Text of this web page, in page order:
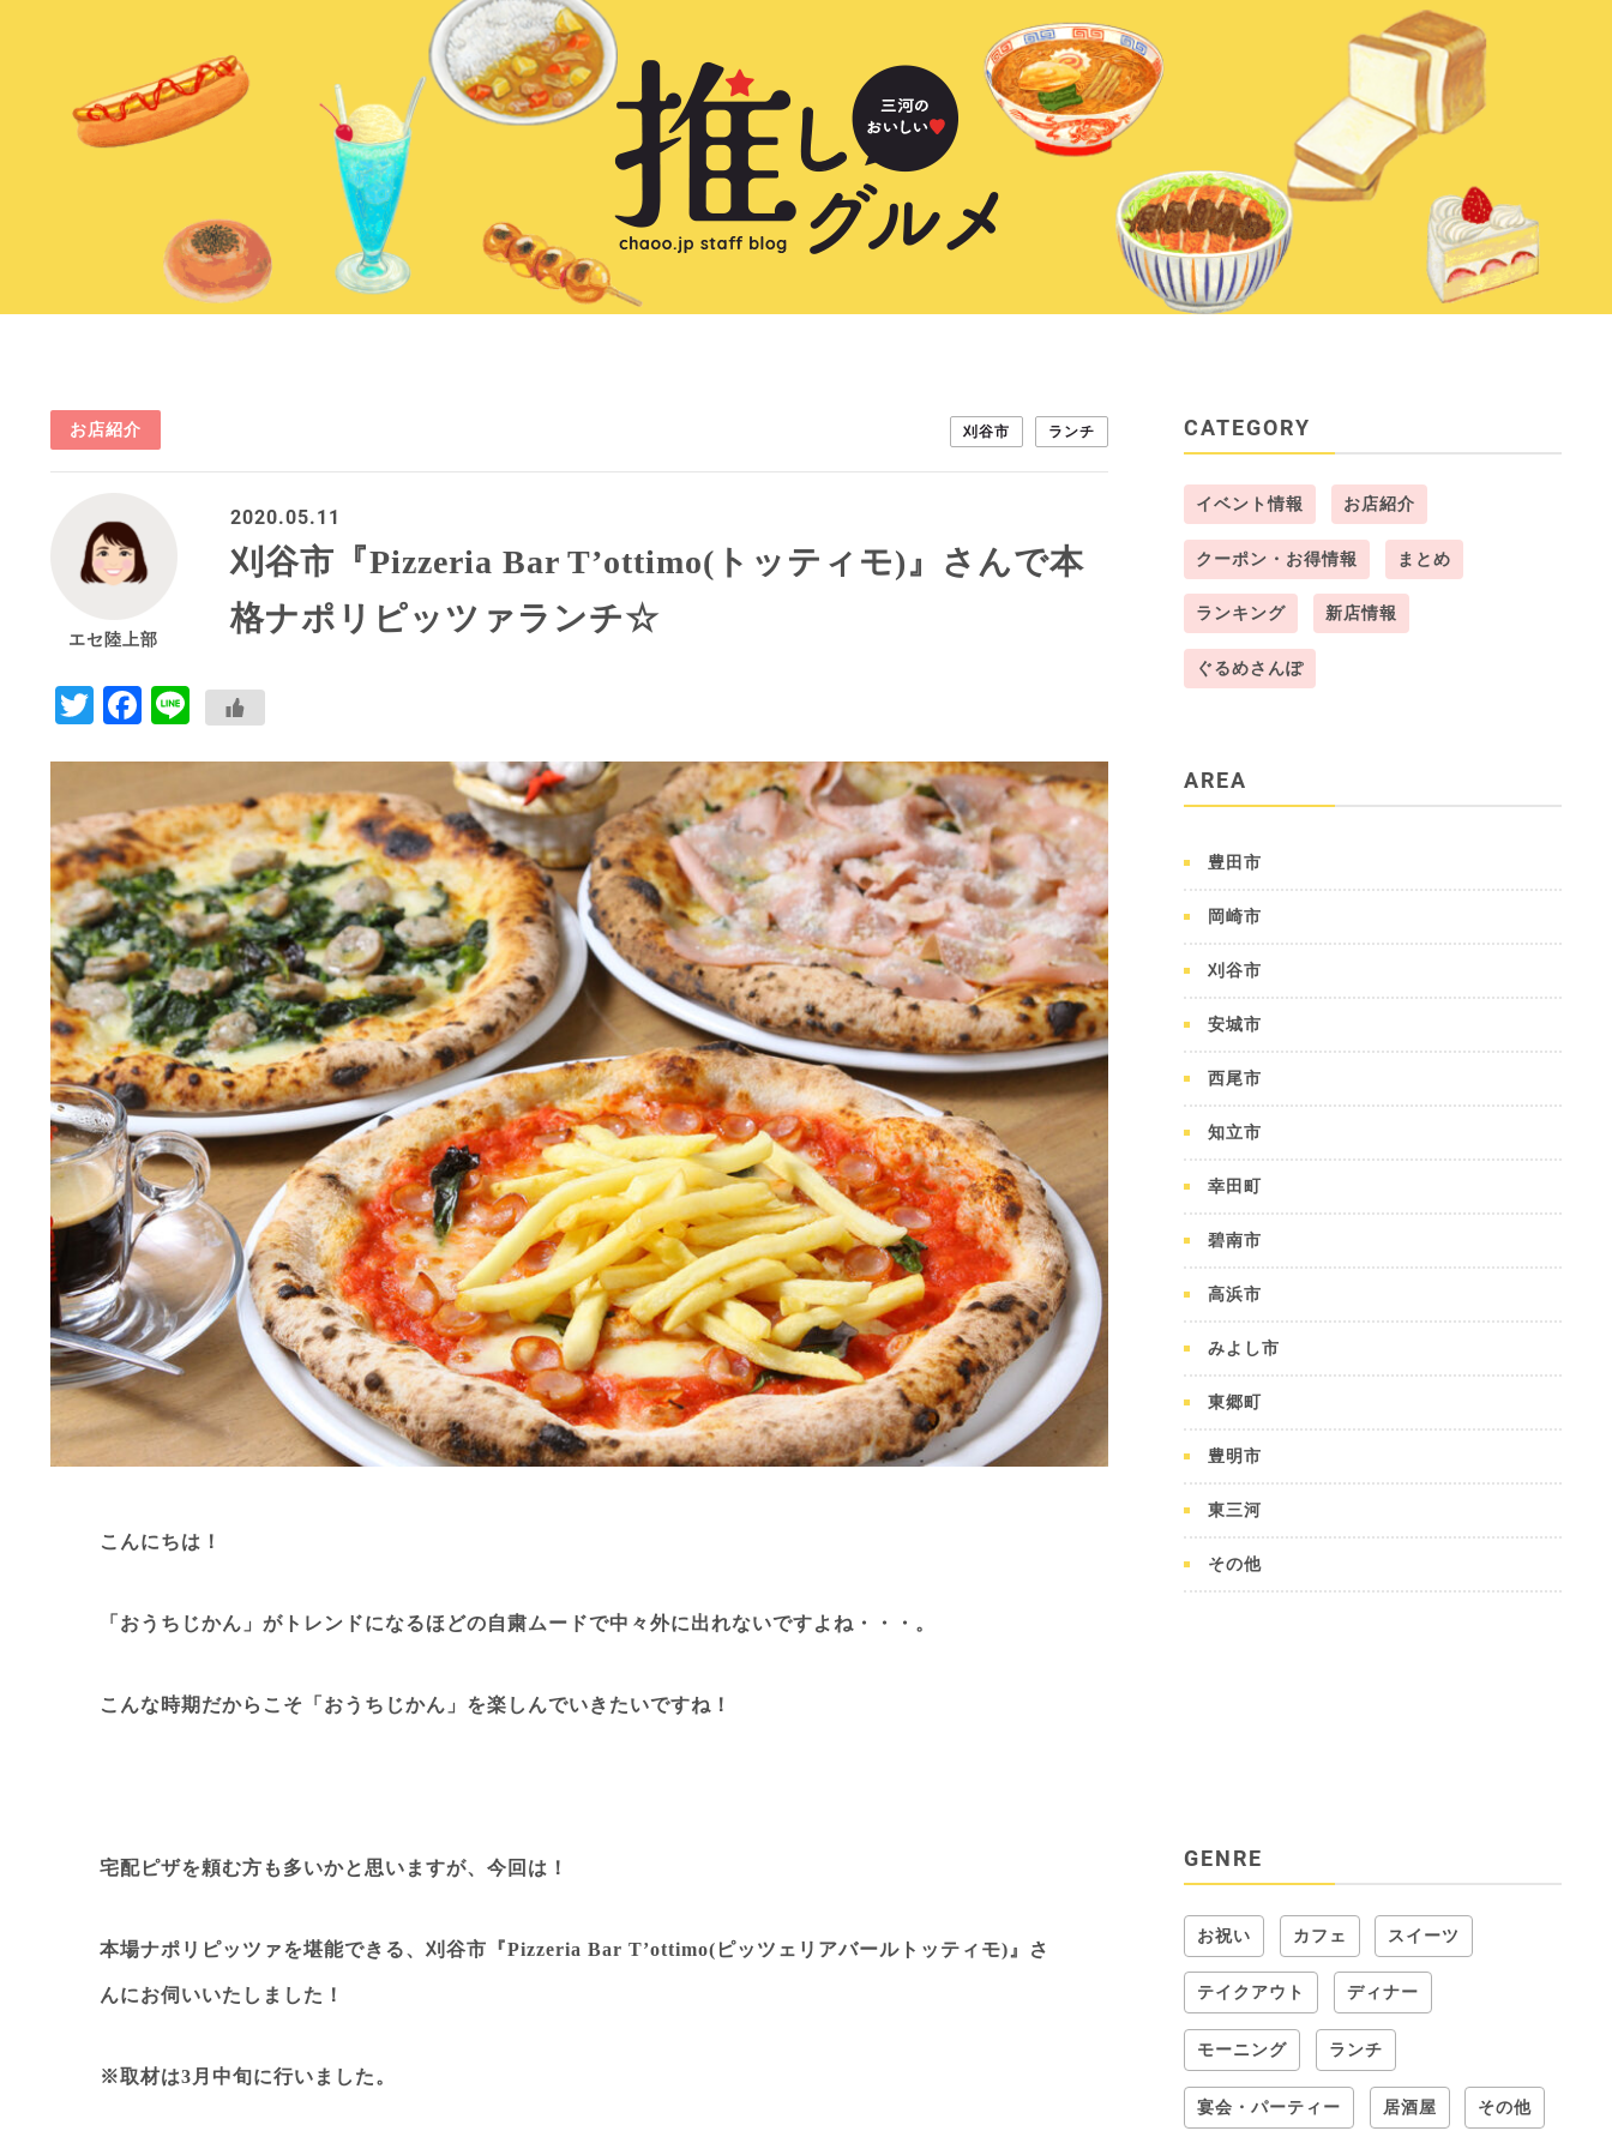
お店紹介 刈谷市 ランチ
エセ陸上部
2020.05.11
刈谷市『Pizzeria Bar T’ottimo(トッティモ)』さんで本
格ナポリピッツァランチ☆
Twitter
Facebook
Line
こんにちは！
「おうちじかん」がトレンドになるほどの自粛ムードで中々外に出れないですよね・・・。
こんな時期だからこそ「おうちじかん」を楽しんでいきたいですね！
宅配ピザを頼む方も多いかと思いますが、今回は！
本場ナポリピッツァを堪能できる、 刈谷市『Pizzeria Bar T’ottimo(ピッツェリアバールトッティモ)』 さ
んにお伺いいたしました！
※取材は3月中旬に行いました。
CATEGORY
イベント情報 お店紹介
クーポン・お得情報 まとめ
ランキング 新店情報
ぐるめさんぽ
AREA
豊田市
岡崎市
刈谷市
安城市
西尾市
知立市
幸田町
碧南市
高浜市
みよし市
東郷町
豊明市
東三河
その他
GENRE
お祝い カフェ スイーツ
テイクアウト ディナー
モーニング ランチ
宴会・パーティー 居酒屋 その他